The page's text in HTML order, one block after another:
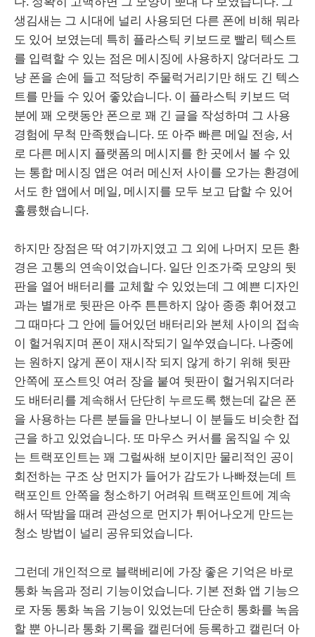
생김새는 그 시대에 널리 사용되던 다른 폰에 비해 뭐라
도 있어 보였는데 특히 플라스틱 키보드로 빨리 텍스트
를 입력할 수 있는 점은 메시징에 사용하지 않더라도 그
냥 폰을 손에 들고 적당히 주물럭거리기만 해도 긴 텍스
트를 만들 수 있어 좋았습니다. 이 플라스틱 키보드 덕
분에 꽤 오랫동안 폰으로 꽤 긴 글을 작성하며 그 사용
경험에 무척 만족했습니다. 또 아주 빠른 메일 전송, 서
로 다른 메시지 플랫폼의 메시지를 한 곳에서 볼 수 있
는 통합 메시징 앱은 여러 메신저 사이를 오가는 환경에
서도 한 앱에서 메일, 메시지를 모두 보고 답할 수 있어
훌륭했습니다.
하지만 장점은 딱 여기까지였고 그 외에 나머지 모든 환
경은 고통의 연속이었습니다. 일단 인조가죽 모양의 뒷
판을 열어 배터리를 교체할 수 있었는데 그 예쁜 디자인
과는 별개로 뒷판은 아주 튼튼하지 않아 종종 휘어졌고
그 때마다 그 안에 들어있던 배터리와 본체 사이의 접속
이 헐거워지며 폰이 재시작되기 일쑤였습니다. 나중에
는 원하지 않게 폰이 재시작 되지 않게 하기 위해 뒷판
안쪽에 포스트잇 여러 장을 붙여 뒷판이 헐거워지더라
도 배터리를 계속해서 단단히 누르도록 했는데 같은 폰
을 사용하는 다른 분들을 만나보니 이 분들도 비슷한 접
근을 하고 있었습니다. 또 마우스 커서를 움직일 수 있
는 트랙포인트는 꽤 그럴싸해 보이지만 물리적인 공이
회전하는 구조 상 먼지가 들어가 감도가 나빠졌는데 트
랙포인트 안쪽을 청소하기 어려워 트랙포인트에 계속
해서 딱밤을 때려 관성으로 먼지가 튀어나오게 만드는
청소 방법이 널리 공유되었습니다.
그런데 개인적으로 블랙베리에 가장 좋은 기억은 바로
통화 녹음과 정리 기능이었습니다. 기본 전화 앱 기능으
로 자동 통화 녹음 기능이 있었는데 단순히 통화를 녹음
할 뿐 아니라 통화 기록을 캘린더에 등록하고 캘린더 아